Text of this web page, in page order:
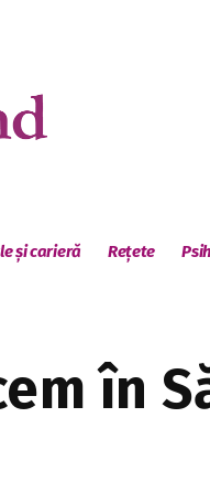
și carieră Rețete
în